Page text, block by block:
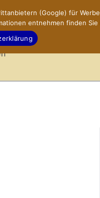
(Google) für
entnehmen finden